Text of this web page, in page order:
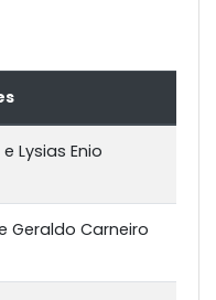
Lysias Enio
Geraldo Carneiro